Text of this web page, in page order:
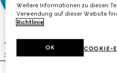
Weitere Informationen zu diesen
Verwendung auf dieser Website
Richtlinie.
COOKIE-
OK